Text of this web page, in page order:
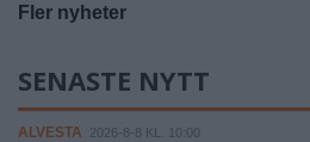
Fler nyheter
SENASTE NYTT
ALVESTA 2026-8-8 KL. 10:00